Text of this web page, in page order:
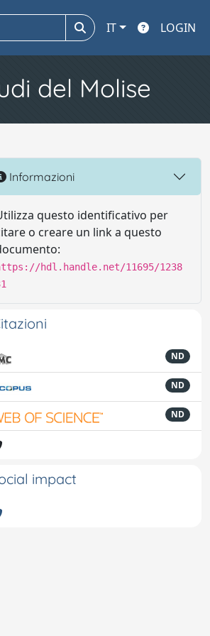
IT LOGIN
del Molise
Informazioni
questo identificativo per
o creare un link a questo
hdl.handle.net/11695/1238
ND
ND
ND
impact